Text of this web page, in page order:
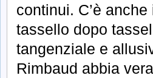
continui. C’è anche
tassello dopo
tangenziale e
Rimbaud abbia